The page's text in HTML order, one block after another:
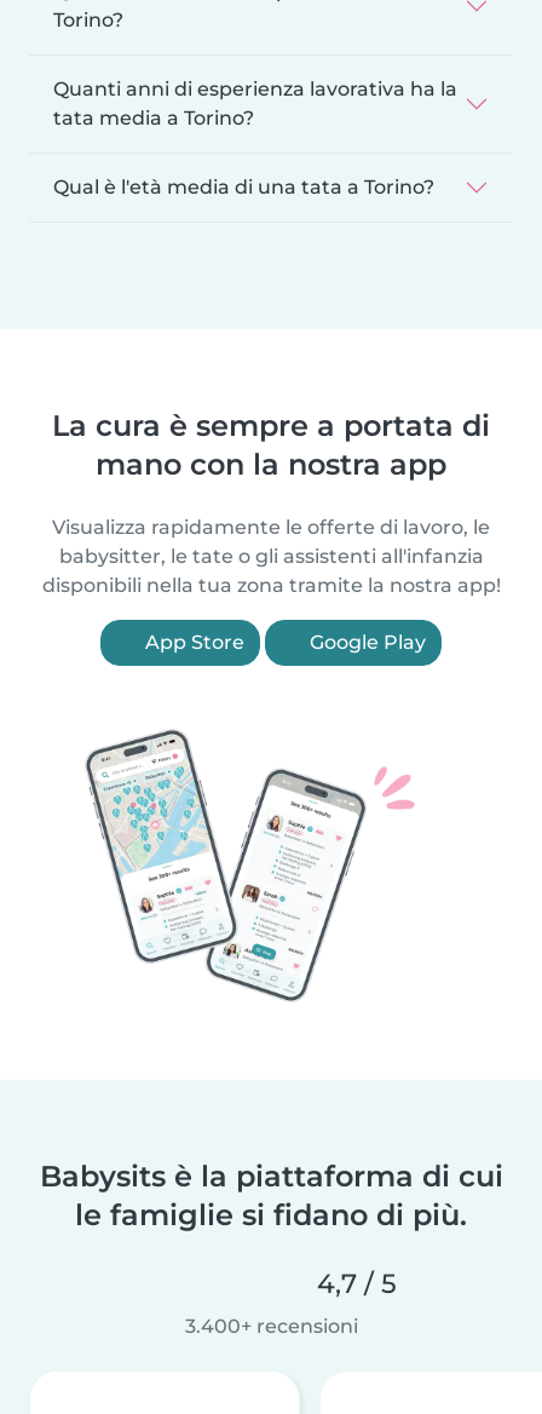
Torino?
Quanti anni di esperienza lavorativa ha la
tata media a Torino?
Qual è l'età media di una tata a Torino?
La cura è sempre a portata di
mano con la nostra app
Visualizza rapidamente le offerte di lavoro, le
babysitter, le tate o gli assistenti all'infanzia
disponibili nella tua zona tramite la nostra app!
App Store Google Play
Babysits è la piattaforma di cui
le famiglie si fidano di più.
4,7 / 5
3.400+ recensioni